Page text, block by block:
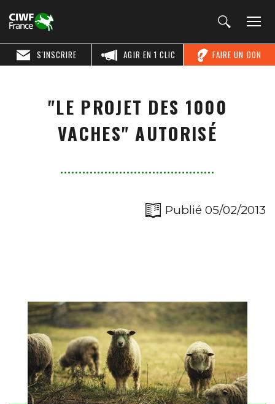
FAIRE UN DON
AGIR EN 1 CLIC
S'INSCRIRE
"LE PROJET DES 1000
VACHES" AUTORISÉ
Publié 05/02/2013